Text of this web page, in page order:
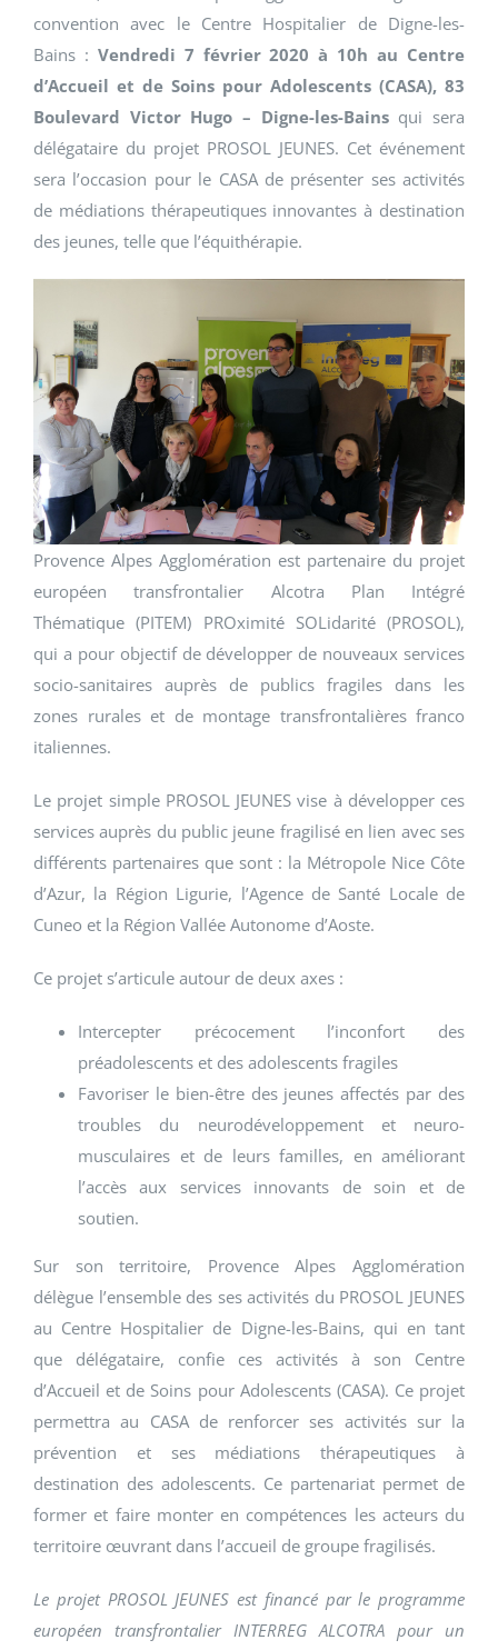
convention avec le Centre Hospitalier de Digne-les-
Bains : Vendredi 7 février 2020 à 10h au Centre
d’Accueil et de Soins pour Adolescents (CASA), 83
Boulevard Victor Hugo – Digne-les-Bainsqui sera
délégataire du projet PROSOL JEUNES. Cet événement
sera l’occasion pour le CASA de présenter ses activités
de médiations thérapeutiques innovantes à destination
des jeunes, telle que l’équithérapie.
Provence Alpes Agglomération est partenaire du projet
européen transfrontalier Alcotra Plan Intégré
Thématique (PITEM) PROximité SOLidarité (PROSOL),
qui a pour objectif de développer de nouveaux services
socio-sanitaires auprès de publics fragiles dans les
zones rurales et de montage transfrontalières franco
italiennes.
Le projet simple PROSOL JEUNES vise à développer ces
services auprès du public jeune fragilisé en lien avec ses
différents partenaires que sont : la Métropole Nice Côte
d’Azur, la Région Ligurie, l’Agence de Santé Locale de
Cuneo et la Région Vallée Autonome d’Aoste.
Ce projet s’articule autour de deux axes :
Intercepter précocement l’inconfort des
préadolescents et des adolescents fragiles
Favoriser le bien-être des jeunes affectés par des
troubles du neurodéveloppement et neuro-
musculaires et de leurs familles, en améliorant
l’accès aux services innovants de soin et de
soutien.
Sur son territoire, Provence Alpes Agglomération
délègue l’ensemble des ses activités du PROSOL JEUNES
au Centre Hospitalier de Digne-les-Bains, qui en tant
que délégataire, confie ces activités à son Centre
d’Accueil et de Soins pour Adolescents (CASA). Ce projet
permettra au CASA de renforcer ses activités sur la
prévention et ses médiations thérapeutiques à
destination des adolescents. Ce partenariat permet de
former et faire monter en compétences les acteurs du
territoire œuvrant dans l’accueil de groupe fragilisés.
Le projet PROSOL JEUNES est financé par le programme
européen transfrontalier INTERREG ALCOTRA pour un